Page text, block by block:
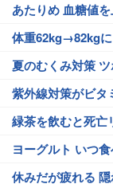
あたりめ 血糖値
体重62kg→82kg
夏のむくみ対策
紫外線対策がビタ
緑茶を飲むと死亡
ヨーグルト いつ
休みだが疲れる